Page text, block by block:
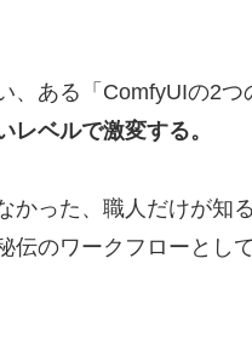
、ある「ComfyUIの2
レベルで激変する。
かった、職人だけが知
伝のワークフローとし